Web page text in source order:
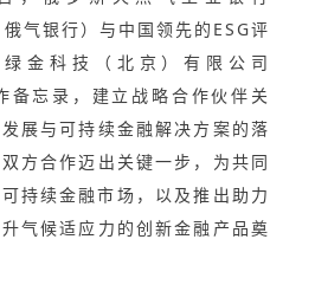
气银行）与中国领先的ESG评
金科技（北京）有限公司
备忘录，建立战略合作伙伴关
展与可持续金融解决方案的落
方合作迈出关键一步，为共同
持续金融市场，以及推出助力
气候适应力的创新金融产品奠